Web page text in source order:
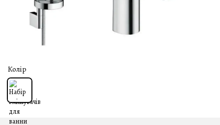
Колір